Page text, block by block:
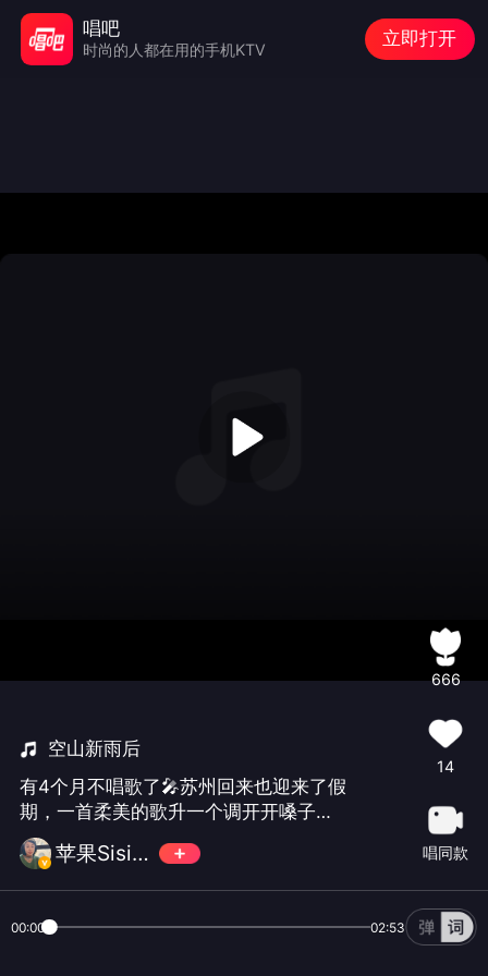
空山新雨后
有4个月不唱歌了🎤苏州回来也迎来了假
期，一首柔美的歌升一个调开开嗓子，
问候朋友们，绿色听歌甜歌OK
苹果Sisi🍎🍎
666
14
唱同款
00:00 02:53
唱吧
时尚的人都在用的手机KTV
立即打开